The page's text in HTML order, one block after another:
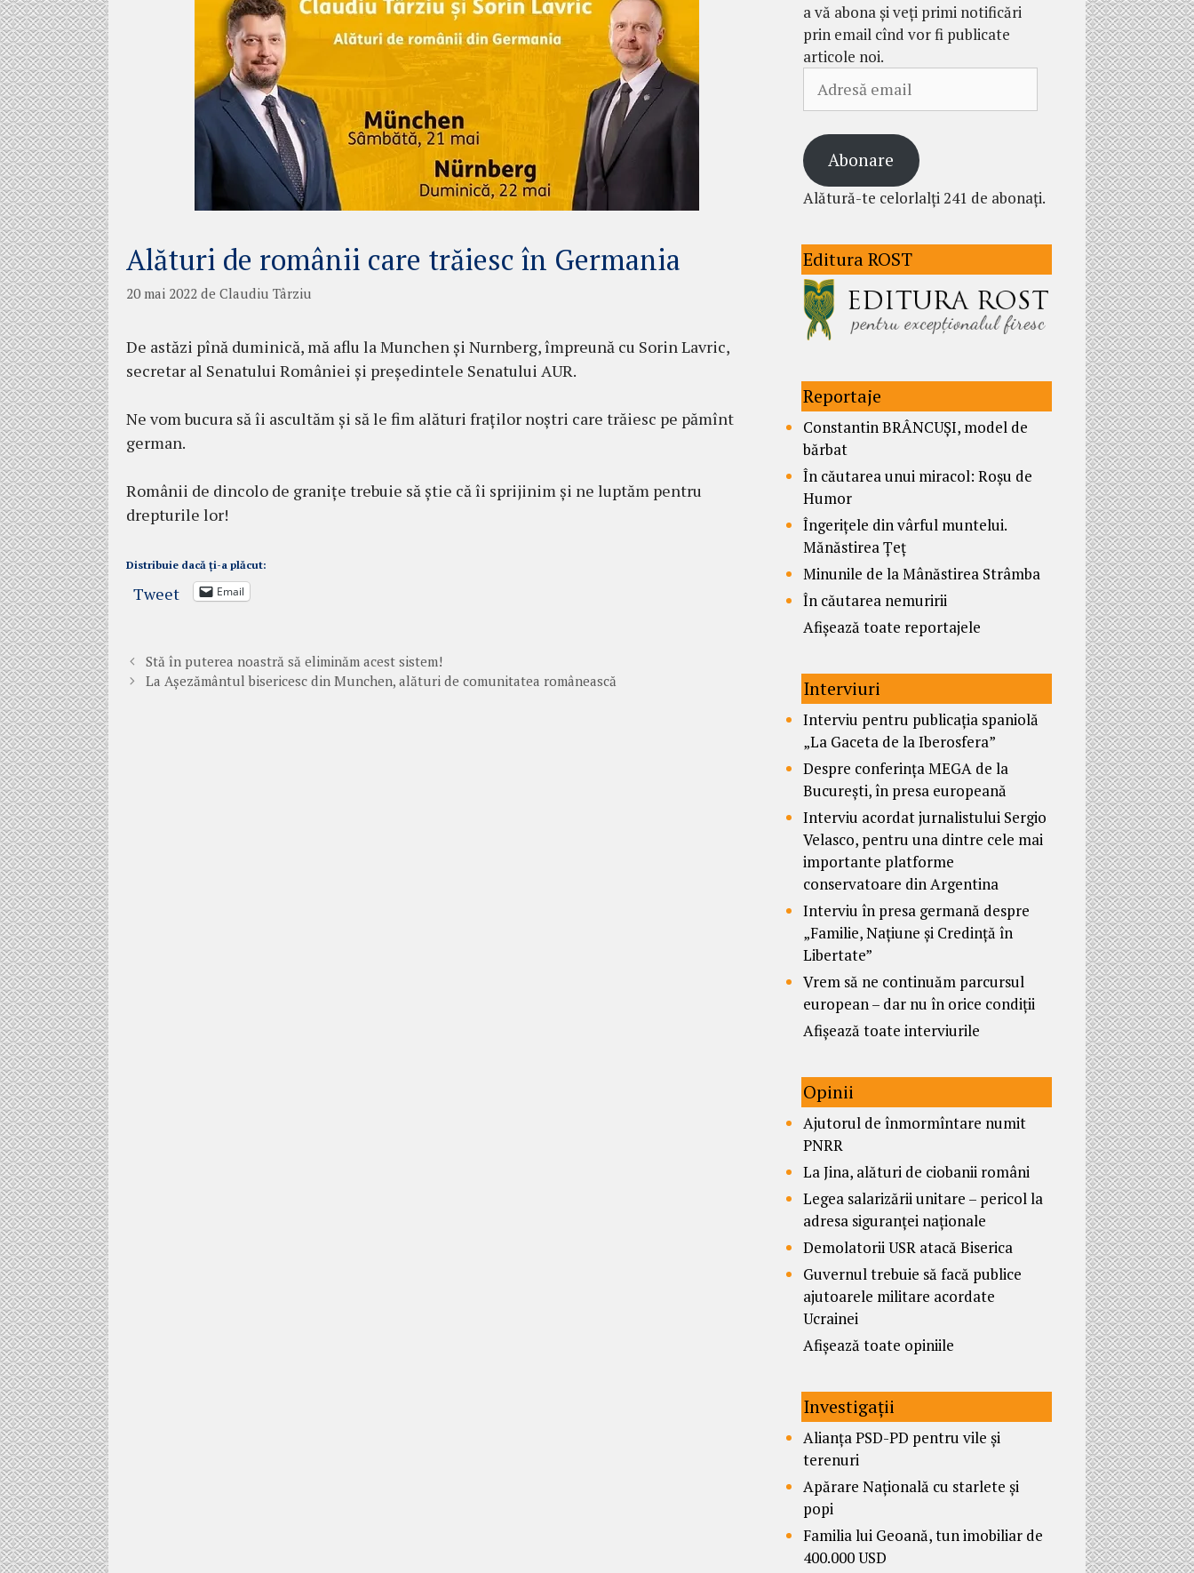
Alături de românii care trăiesc în Germania
20 mai 2022 de Claudiu Târziu
De astăzi pînă duminică, mă aflu la Munchen și Nurnberg, împreună cu Sorin Lavric,
secretar al Senatului României și președintele Senatului AUR.
Ne vom bucura să îi ascultăm și să le fim alături fraților noștri care trăiesc pe pămînt
german.
Românii de dincolo de granițe trebuie să știe că îi sprijinim și ne luptăm pentru
drepturile lor!
Distribuie dacă ți-a plăcut:
Tweet Email
Stă în puterea noastră să eliminăm acest sistem!
La Așezământul bisericesc din Munchen, alături de comunitatea românească
a vă abona și veți primi notificări
prin email cînd vor fi publicate
articole noi.
email
Abonare
Alătură-te celorlalți 241 de abonați.
Editura ROST
Reportaje
Constantin BRÂNCUȘI, model de
bărbat
În căutarea unui miracol: Roșu de
Humor
Îngerițele din vârful muntelui.
Mănăstirea Țeț
Minunile de la Mânăstirea Strâmba
În căutarea nemuririi
Afișează toate reportajele
Interviuri
Interviu pentru publicația spaniolă
„La Gaceta de la Iberosfera”
Despre conferința MEGA de la
București, în presa europeană
Interviu acordat jurnalistului Sergio
Velasco, pentru una dintre cele mai
importante platforme
conservatoare din Argentina
Interviu în presa germană despre
„Familie, Națiune și Credință în
Libertate”
Vrem să ne continuăm parcursul
european – dar nu în orice condiții
Afișează toate interviurile
Opinii
Ajutorul de înmormîntare numit
PNRR
La Jina, alături de ciobanii români
Legea salarizării unitare – pericol la
adresa siguranței naționale
Demolatorii USR atacă Biserica
Guvernul trebuie să facă publice
ajutoarele militare acordate
Ucrainei
Afișează toate opiniile
Investigații
Alianța PSD-PD pentru vile și
terenuri
Apărare Națională cu starlete și
popi
Familia lui Geoană, tun imobiliar de
400.000 USD